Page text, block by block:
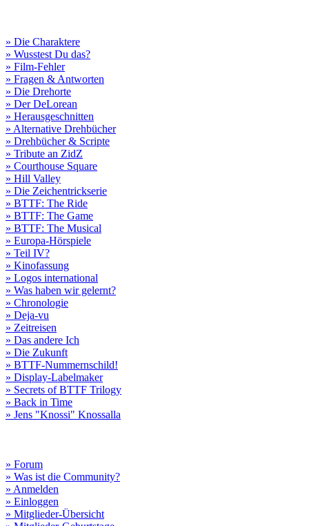
» Die Charaktere
» Wusstest Du das?
» Film-Fehler
» Fragen & Antworten
» Die Drehorte
» Der DeLorean
» Herausgeschnitten
» Alternative Drehbücher
» Drehbücher & Scripte
» Tribute an ZidZ
» Courthouse Square
» Hill Valley
» Die Zeichentrickserie
» BTTF: The Ride
» BTTF: The Game
» BTTF: The Musical
» Europa-Hörspiele
» Teil IV?
» Kinofassung
» Logos international
» Was haben wir gelernt?
» Chronologie
» Deja-vu
» Zeitreisen
» Das andere Ich
» Die Zukunft
» BTTF-Nummernschild!
» Display-Labelmaker
» Secrets of BTTF Trilogy
» Back in Time
» Jens "Knossi" Knossalla
» Forum
» Was ist die Community?
» Anmelden
» Einloggen
» Mitglieder-Übersicht